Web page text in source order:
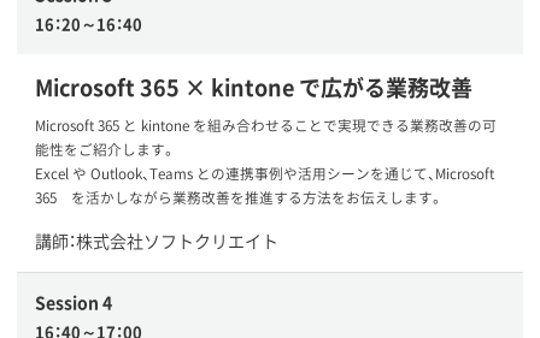
16：20～16：40
Microsoft 365 × kintone で広がる業務改善
Microsoft 365 と kintone を組み合わせることで実現できる業務改善の可
能性をご紹介します。
Excel や Outlook、Teams との連携事例や活用シーンを通じて、Microsoft
365 を活かしながら業務改善を推進する方法をお伝えします。
講師：株式会社ソフトクリエイト
Session 4
16：40～17：00